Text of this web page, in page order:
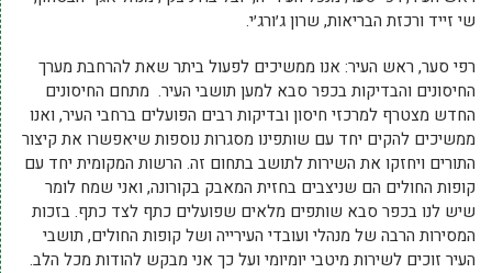
שי זייד ורכזת הבריאות, שרון ג׳ורג׳י.
רפי סער, ראש העיר: אנו ממשיכים לפעול ביתר שאת להרחבת מערך
החיסונים והבדיקות בכפר סבא למען תושבי העיר. מתחם החיסונים
החדש מצטרף למרכזי חיסון ובדיקות רבים הפועלים ברחבי העיר, ואנו
ממשיכים להקים יחד עם שותפינו מסגרות נוספות שיאפשרו את קיצור
התורים ויחזקו את השירות לתושב בתחום זה. הרשות המקומית יחד עם
קופות החולים הם שניצבים בחזית המאבק בקורונה, ואני שמח לומר
שיש לנו בכפר סבא שותפים מלאים שפועלים כתף לצד כתף. בזכות
המסירות הרבה של מנהלי ועובדי העירייה ושל קופות החולים, תושבי
העיר זוכים לשירות מיטבי יומיומי ועל כך אני מבקש להודות מכל הלב.